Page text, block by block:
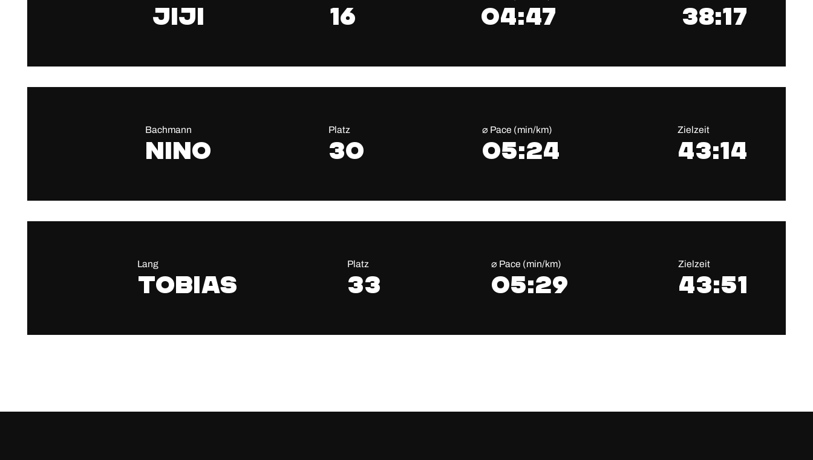
jiji 16 04:47 38:17
Bachmann
Nino
Platz
30
⌀ Pace (min/km)
05:24
Zielzeit
43:14
Lang
Tobias
Platz
33
⌀ Pace (min/km)
05:29
Zielzeit
43:51